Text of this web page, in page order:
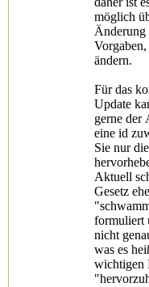
möglich
Änderung
ändern.
Für das
Update
gerne der
eine id
Sie nur
Aktuell
Gesetz
formuliert
nicht
was es
wichtigen